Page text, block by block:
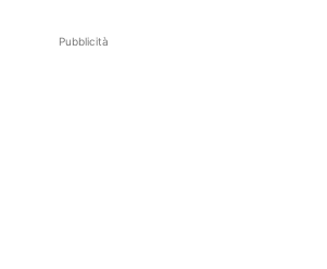
Pubblicità